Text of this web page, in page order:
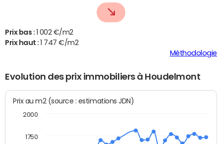
Prix bas :
1 002 €/m2
Prix haut :
1 747 €/m2
Méthodologie
Evolution des prix immobiliers à Houdelmont
Prix au m2 (source : estimations JDN)
1750
2000